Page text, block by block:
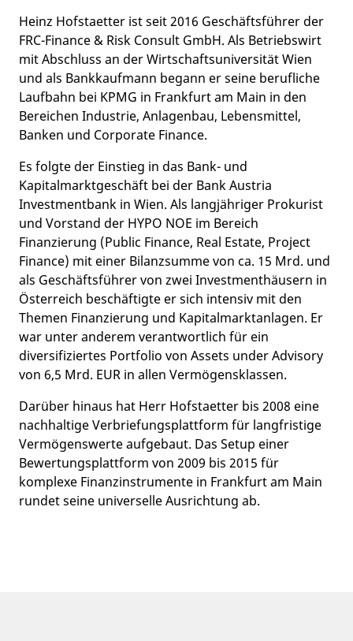
Heinz Hofstaetter ist seit 2016 Geschäftsführer der
FRC-Finance & Risk Consult GmbH. Als Betriebswirt
mit Abschluss an der Wirtschaftsuniversität Wien
und als Bankkaufmann begann er seine berufliche
Laufbahn bei KPMG in Frankfurt am Main in den
Bereichen Industrie, Anlagenbau, Lebensmittel,
Banken und Corporate Finance.
Es folgte der Einstieg in das Bank- und
Kapitalmarktgeschäft bei der Bank Austria
Investmentbank in Wien. Als langjähriger Prokurist
und Vorstand der HYPO NOE im Bereich
Finanzierung (Public Finance, Real Estate, Project
Finance) mit einer Bilanzsumme von ca. 15 Mrd. und
als Geschäftsführer von zwei Investmenthäusern in
Österreich beschäftigte er sich intensiv mit den
Themen Finanzierung und Kapitalmarktanlagen. Er
war unter anderem verantwortlich für ein
diversifiziertes Portfolio von Assets under Advisory
von 6,5 Mrd. EUR in allen Vermögensklassen.
Darüber hinaus hat Herr Hofstaetter bis 2008 eine
nachhaltige Verbriefungsplattform für langfristige
Vermögenswerte aufgebaut. Das Setup einer
Bewertungsplattform von 2009 bis 2015 für
komplexe Finanzinstrumente in Frankfurt am Main
rundet seine universelle Ausrichtung ab.